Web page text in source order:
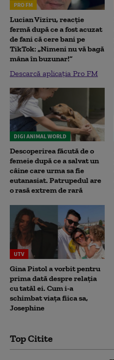
PRO FM
Lucian Viziru, reacție
fermă după ce a fost acuzat
de fani că cere bani pe
TikTok: „Nimeni nu vă bagă
mâna în buzunar!”
Descarcă aplicația Pro FM
DIGI ANIMAL WORLD
Descoperirea făcută de o
femeie după ce a salvat un
câine care urma sa fie
eutanasiat. Patrupedul are
o rasă extrem de rară
UTV
Gina Pistol a vorbit pentru
prima dată despre relația
cu tatăl ei. Cum i-a
schimbat viața fiica sa,
Josephine
Top Citite